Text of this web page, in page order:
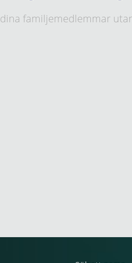
familjemedlemmar